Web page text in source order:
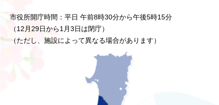
市役所開庁時間：平日 午前8時30分から午後5時15分
（12月29日から1月3日は閉庁）
（ただし、施設によって異なる場合があります）